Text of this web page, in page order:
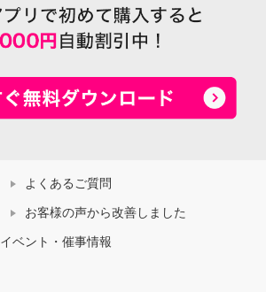
よくあるご質問
お客様の声から改善しました
イベント・催事情報